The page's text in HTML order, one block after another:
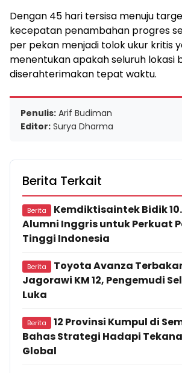
Dengan 45 hari tersisa menuju
kecepatan penambahan progres
per pekan menjadi tolok ukur kritis
menentukan apakah seluruh lokasi
diserahterimakan tepat waktu.
Penulis: Arif Budiman
Editor: Surya Dharma
Berita Terkait
Berita
Kemdiktisaintek Bidik
Alumni Inggris untuk Perkuat
Tinggi Indonesia
Berita
Toyota Avanza
Jagorawi KM 12, Pengemudi
Luka
Berita
12 Provinsi Kumpul di
Bahas Strategi Hadapi
Global